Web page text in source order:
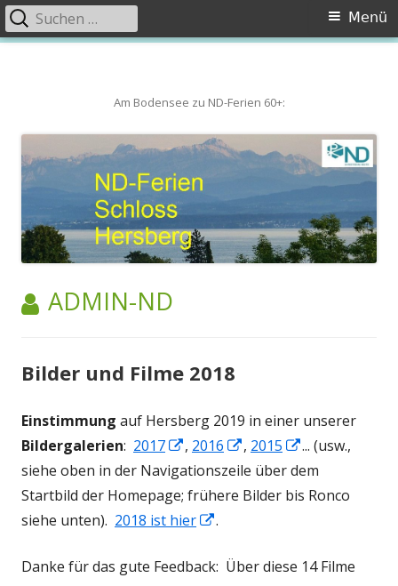
Am Bodensee zu ND-Ferien 60+:
Primäres
Menü
Suchen
nach:
AUTOR:
ADMIN-ND
Bilder und Filme 2018
Einstimmung auf Hersberg 2019 in einer unserer
Bildergalerien: 2017
In
neuem
Fenster
öffnen
, 2016
In
neuem
Fenster
, 2015
In
neuem
Fenster
... (usw.,
siehe oben in der Navigationszeile über dem
Startbild der Homepage; frühere Bilder bis Ronco
siehe unten). 2018 ist hier
In
Fenster
.
Danke für das gute Feedback: Über diese 14 Filme